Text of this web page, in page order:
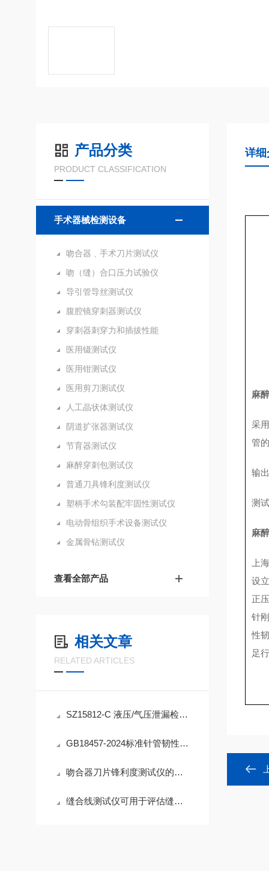
产品分类
PRODUCT CLASSIFICATION
手术器械检测设备
吻合器﹑手术刀片测试仪
吻（缝）合口压力试验仪
导引管导丝测试仪
腹腔镜穿刺器测试仪
穿刺器刺穿力和插拔性能
医用镊测试仪
医用钳测试仪
医用剪刀测试仪
人工晶状体测试仪
阴道扩张器测试仪
节育器测试仪
麻醉穿刺包测试仪
普通刀具锋利度测试仪
塑柄手术勾装配牢固性测试仪
电动骨组织手术设备测试仪
金属骨钻测试仪
查看全部产品
相关文章
RELATED ARTICLES
SZ15812-C 液压/气压泄漏检测设备
GB18457-2024标准针管韧性测试仪概述
吻合器刀片锋利度测试仪的作用
缝合线测试仪可用于评估缝合线的质量和性能
详细
麻
采
管
输
测
麻
上
设
正
针
性
足